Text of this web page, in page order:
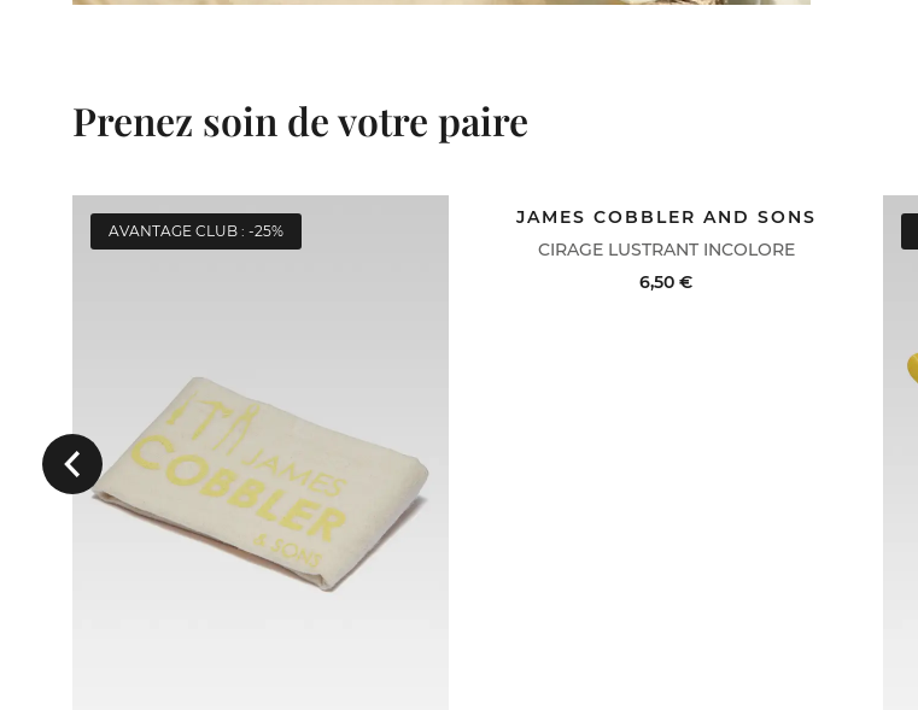
Prenez soin de votre paire
Précédent
AVANTAGE CLUB : -25%
CIRAGE LUSTRANT INCOLORE
JAMES COBBLER AND SONS
6,50 €